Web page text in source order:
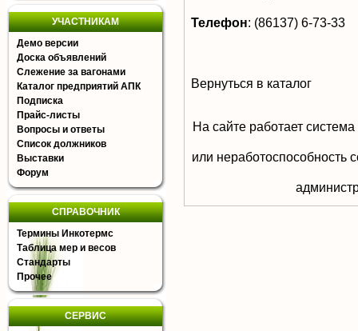
УЧАСТНИКАМ
Демо версии
Доска объявлений
Слежение за вагонами
Каталог предприятий АПК
Подписка
Прайс-листы
Вопросы и ответы
Список должников
Выставки
Форум
СПРАВОЧНИК
Термины Инкотермс
Таблица мер и весов
Стандарты
Прочее
СЕРВИС
Телефон: (86137) 6-73-33
Вернуться в каталог
На сайте работает
или неработоспособность